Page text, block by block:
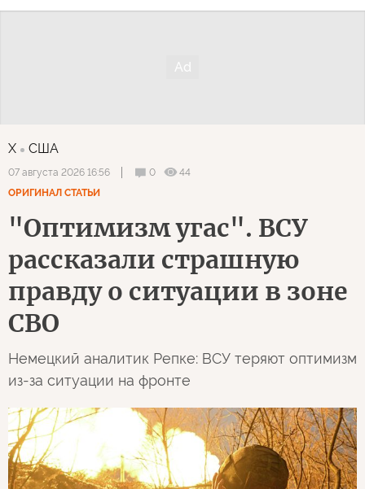
X США
07 августа 2026 16:56 0
44
ОРИГИНАЛ СТАТЬИ
"Оптимизм угас". ВСУ
рассказали страшную
правду о ситуации в зоне
СВО
Немецкий аналитик Репке: ВСУ теряют оптимизм
из-за ситуации на фронте